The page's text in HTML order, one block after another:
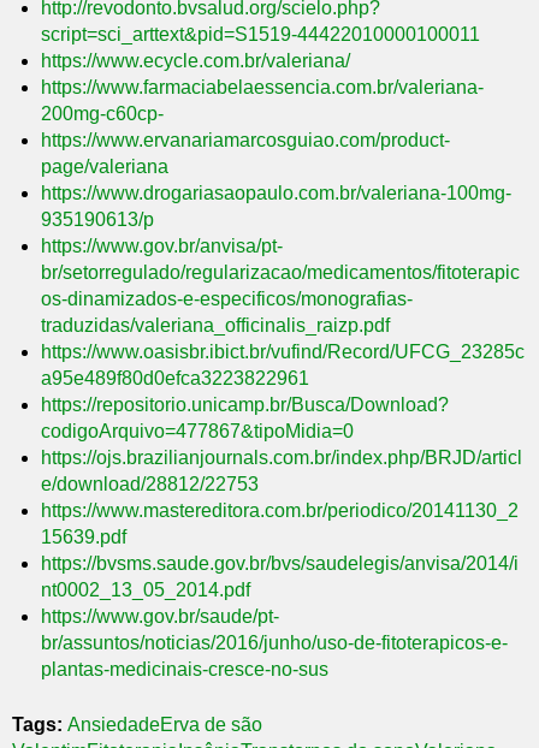
http://revodonto.bvsalud.org/scielo.php?
script=sci_arttext&pid=S1519-44422010000100011
https://www.ecycle.com.br/valeriana/
https://www.farmaciabelaessencia.com.br/valeriana-
200mg-c60cp-
https://www.ervanariamarcosguiao.com/product-
page/valeriana
https://www.drogariasaopaulo.com.br/valeriana-100mg-
935190613/p
https://www.gov.br/anvisa/pt-
br/setorregulado/regularizacao/medicamentos/fitoterapic
os-dinamizados-e-especificos/monografias-
traduzidas/valeriana_officinalis_raizp.pdf
https://www.oasisbr.ibict.br/vufind/Record/UFCG_23285c
a95e489f80d0efca3223822961
https://repositorio.unicamp.br/Busca/Download?
codigoArquivo=477867&tipoMidia=0
https://ojs.brazilianjournals.com.br/index.php/BRJD/articl
e/download/28812/22753
https://www.mastereditora.com.br/periodico/20141130_2
15639.pdf
https://bvsms.saude.gov.br/bvs/saudelegis/anvisa/2014/i
nt0002_13_05_2014.pdf
https://www.gov.br/saude/pt-
br/assuntos/noticias/2016/junho/uso-de-fitoterapicos-e-
plantas-medicinais-cresce-no-sus
Tags: AnsiedadeErva de são